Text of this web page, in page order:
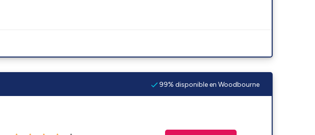
99% disponible en Woodbourne